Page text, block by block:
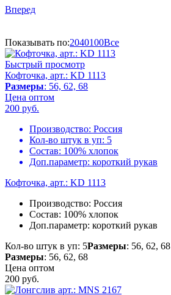
Вперед
Показывать по:2040100Все
Быстрый просмотр
Кофточка, арт.: KD 1113
Размеры: 56, 62, 68
Цена оптом
200 руб.
Производство: Россия
Кол-во штук в уп: 5
Состав: 100% хлопок
Доп.параметр: короткий рукав
Кофточка, арт.: KD 1113
Производство: Россия
Состав: 100% хлопок
Доп.параметр: короткий рукав
Кол-во штук в уп: 5Размеры: 56, 62, 68
Размеры: 56, 62, 68
Цена оптом
200 руб.